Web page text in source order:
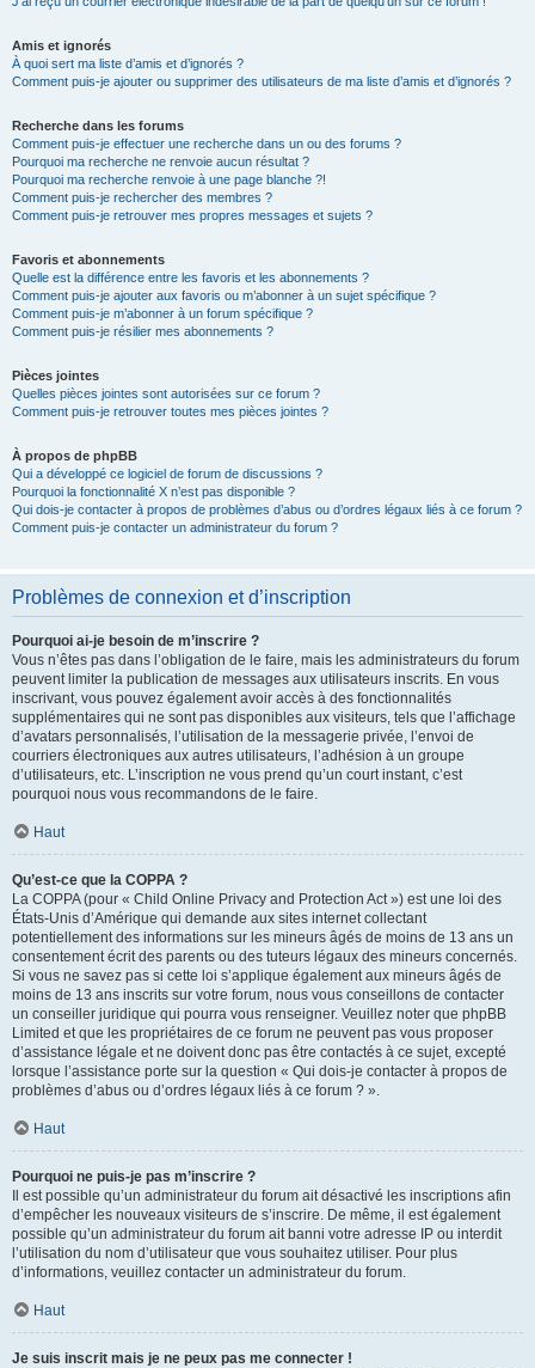
Amis et ignorés
À quoi sert ma liste d’amis et d’ignorés ?
Comment puis-je ajouter ou supprimer des utilisateurs de ma liste d’amis et d’ignorés ?
Recherche dans les forums
Comment puis-je effectuer une recherche dans un ou des forums ?
Pourquoi ma recherche ne renvoie aucun résultat ?
Pourquoi ma recherche renvoie à une page blanche ?!
Comment puis-je rechercher des membres ?
Comment puis-je retrouver mes propres messages et sujets ?
Favoris et abonnements
Quelle est la différence entre les favoris et les abonnements ?
Comment puis-je ajouter aux favoris ou m’abonner à un sujet spécifique ?
Comment puis-je m’abonner à un forum spécifique ?
Comment puis-je résilier mes abonnements ?
Pièces jointes
Quelles pièces jointes sont autorisées sur ce forum ?
Comment puis-je retrouver toutes mes pièces jointes ?
À propos de phpBB
Qui a développé ce logiciel de forum de discussions ?
Pourquoi la fonctionnalité X n’est pas disponible ?
Qui dois-je contacter à propos de problèmes d’abus ou d’ordres légaux liés à ce forum ?
Comment puis-je contacter un administrateur du forum ?
Problèmes de connexion et d’inscription
Pourquoi ai-je besoin de m’inscrire ?
Vous n’êtes pas dans l’obligation de le faire, mais les administrateurs du forum
peuvent limiter la publication de messages aux utilisateurs inscrits. En vous
inscrivant, vous pouvez également avoir accès à des fonctionnalités
supplémentaires qui ne sont pas disponibles aux visiteurs, tels que l’affichage
d’avatars personnalisés, l’utilisation de la messagerie privée, l’envoi de
courriers électroniques aux autres utilisateurs, l’adhésion à un groupe
d’utilisateurs, etc. L’inscription ne vous prend qu’un court instant, c’est
pourquoi nous vous recommandons de le faire.
Haut
Qu’est-ce que la COPPA ?
La COPPA (pour « Child Online Privacy and Protection Act ») est une loi des
États-Unis d’Amérique qui demande aux sites internet collectant
potentiellement des informations sur les mineurs âgés de moins de 13 ans un
consentement écrit des parents ou des tuteurs légaux des mineurs concernés.
Si vous ne savez pas si cette loi s’applique également aux mineurs âgés de
moins de 13 ans inscrits sur votre forum, nous vous conseillons de contacter
un conseiller juridique qui pourra vous renseigner. Veuillez noter que phpBB
Limited et que les propriétaires de ce forum ne peuvent pas vous proposer
d’assistance légale et ne doivent donc pas être contactés à ce sujet, excepté
lorsque l’assistance porte sur la question « Qui dois-je contacter à propos de
problèmes d’abus ou d’ordres légaux liés à ce forum ? ».
Haut
Pourquoi ne puis-je pas m’inscrire ?
Il est possible qu’un administrateur du forum ait désactivé les inscriptions afin
d’empêcher les nouveaux visiteurs de s’inscrire. De même, il est également
possible qu’un administrateur du forum ait banni votre adresse IP ou interdit
l’utilisation du nom d’utilisateur que vous souhaitez utiliser. Pour plus
d’informations, veuillez contacter un administrateur du forum.
Haut
Je suis inscrit mais je ne peux pas me connecter !